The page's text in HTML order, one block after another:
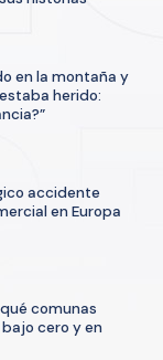
en la montaña y
herido:
accidente
en Europa
comunas
cero y en